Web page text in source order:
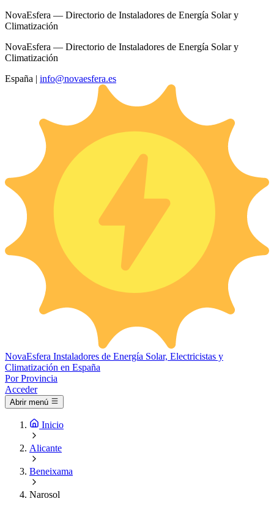
NovaEsfera — Directorio de Instaladores de Energía Solar y
Climatización
NovaEsfera — Directorio de Instaladores de Energía Solar y
Climatización
España | info@novaesfera.es
NovaEsfera Instaladores de Energía Solar, Electricistas y
Climatización en España
Por Provincia
Acceder
Abrir menú
Inicio
Alicante
Beneixama
Narosol